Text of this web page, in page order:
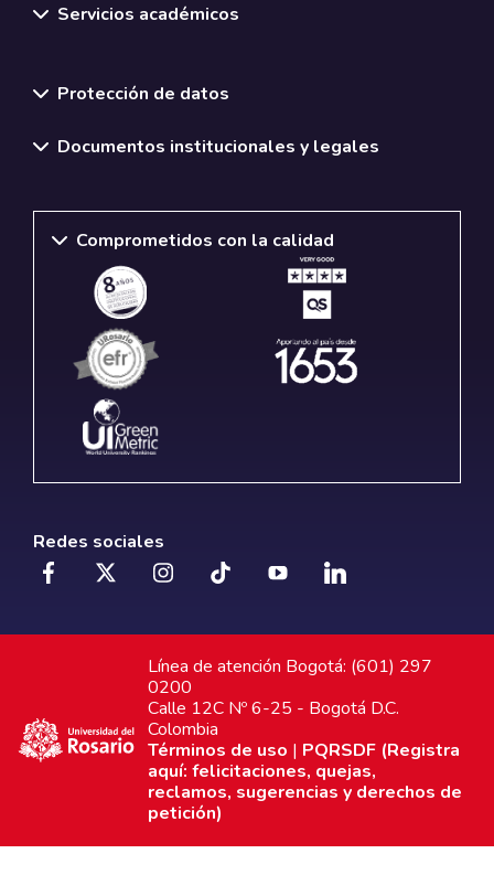
Servicios académicos
Protección de datos
Documentos institucionales y legales
Comprometidos con la calidad
Redes sociales
Línea de atención Bogotá: (601) 297
0200
Calle 12C Nº 6-25 - Bogotá D.C.
Colombia
Términos de uso | PQRSDF (Registra
aquí: felicitaciones, quejas,
reclamos, sugerencias y derechos de
petición)